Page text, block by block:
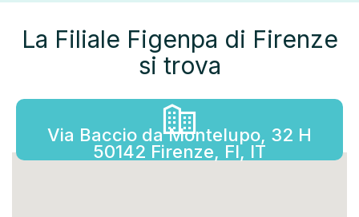
La Filiale Figenpa di Firenze
si trova
Via Baccio da Montelupo, 32 H
50142 Firenze, FI, IT